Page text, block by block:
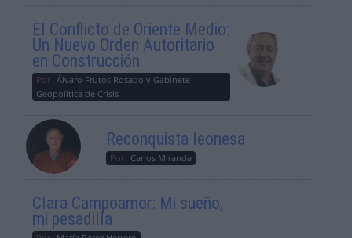
El Conflicto de Oriente Medio:
Un Nuevo Orden Autoritario
en Construcción
Por Álvaro Frutos Rosado y Gabinete
Geopolítica de Crisis
Reconquista leonesa
Por Carlos Miranda
Clara Campoamor: Mi sueño,
mi pesadilla